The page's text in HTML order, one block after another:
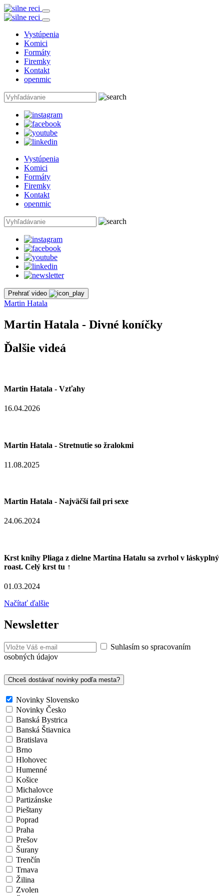
Vystúpenia
Komici
Formáty
Firemky
Kontakt
openmic
Vystúpenia
Komici
Formáty
Firemky
Kontakt
openmic
Prehrať video
Martin Hatala
Martin Hatala - Divné koníčky
Ďalšie videá
Martin Hatala - Vzťahy
16.04.2026
Martin Hatala - Stretnutie so žralokmi
11.08.2025
Martin Hatala - Najväčší fail pri sexe
24.06.2024
Krst knihy Pliaga z dielne Martina Hatalu sa zvrhol v láskyplný
roast. Celý krst tu ↑
01.03.2024
Načítať ďalšie
Newsletter
Suhlasím so spracovaním
osobných údajov
Chceš dostávať novinky podľa mesta?
Novinky Slovensko
Novinky Česko
Banská Bystrica
Banská Štiavnica
Bratislava
Brno
Hlohovec
Humenné
Košice
Michalovce
Partizánske
Pieštany
Poprad
Praha
Prešov
Šurany
Trenčín
Trnava
Žilina
Zvolen